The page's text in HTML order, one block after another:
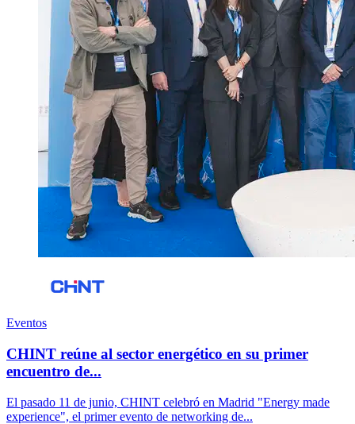
Eventos
CHINT reúne al sector energético en su primer
encuentro de...
El pasado 11 de junio, CHINT celebró en Madrid "Energy made
experience", el primer evento de networking de...